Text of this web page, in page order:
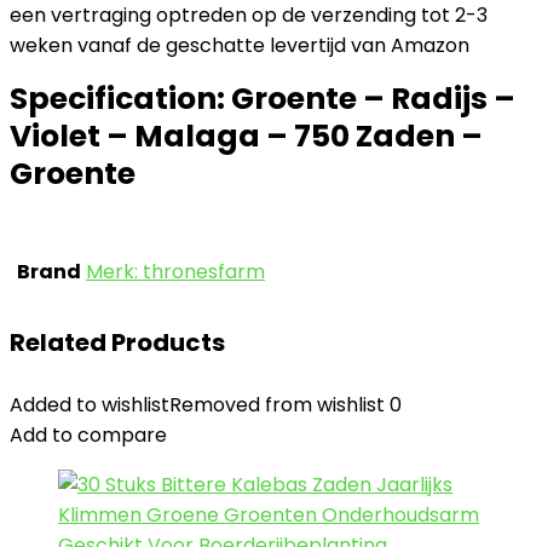
een vertraging optreden op de verzending tot 2-3
weken vanaf de geschatte levertijd van Amazon
Specification: Groente – Radijs –
Violet – Malaga – 750 Zaden –
Groente
Brand Merk: thronesfarm
Related Products
Added to wishlistRemoved from wishlist 0
Add to compare